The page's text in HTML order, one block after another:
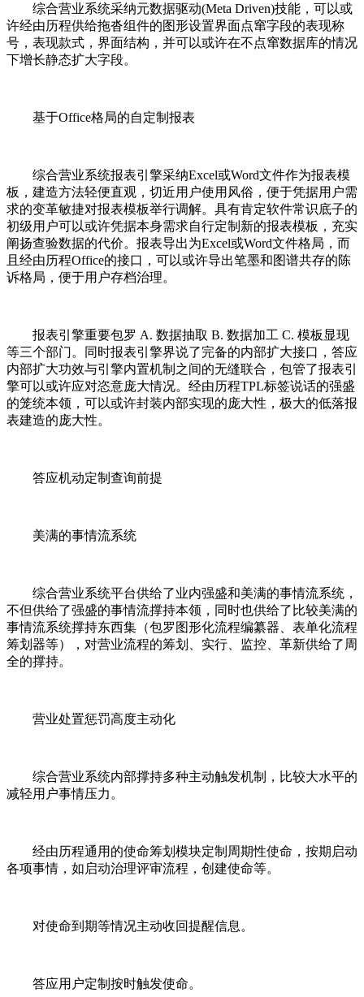
综合营业系统采纳元数据驱动(Meta Driven)技能，可以或
许经由历程供给拖沓组件的图形设置界面点窜字段的表现称
号，表现款式，界面结构，并可以或许在不点窜数据库的情况
下增长静态扩大字段。
基于Office格局的自定制报表
综合营业系统报表引擎采纳Excel或Word文件作为报表模
板，建造方法轻便直观，切近用户使用风俗，便于凭据用户需
求的变革敏捷对报表模板举行调解。具有肯定软件常识底子的
初级用户可以或许凭据本身需求自行定制新的报表模板，充实
阐扬查验数据的代价。报表导出为Excel或Word文件格局，而
且经由历程Office的接口，可以或许导出笔墨和图谱共存的陈
诉格局，便于用户存档治理。
报表引擎重要包罗 A. 数据抽取 B. 数据加工 C. 模板显现
等三个部门。同时报表引擎界说了完备的内部扩大接口，答应
内部扩大功效与引擎内置机制之间的无缝联合，包管了报表引
擎可以或许应对恣意庞大情况。经由历程TPL标签说话的强盛
的笼统本领，可以或许封装内部实现的庞大性，极大的低落报
表建造的庞大性。
答应机动定制查询前提
美满的事情流系统
综合营业系统平台供给了业内强盛和美满的事情流系统，
不但供给了强盛的事情流撑持本领，同时也供给了比较美满的
事情流系统撑持东西集（包罗图形化流程编纂器、表单化流程
筹划器等），对营业流程的筹划、实行、监控、革新供给了周
全的撑持。
营业处置惩罚高度主动化
综合营业系统内部撑持多种主动触发机制，比较大水平的
减轻用户事情压力。
经由历程通用的使命筹划模块定制周期性使命，按期启动
各项事情，如启动治理评审流程，创建使命等。
对使命到期等情况主动收回提醒信息。
答应用户定制按时触发使命。